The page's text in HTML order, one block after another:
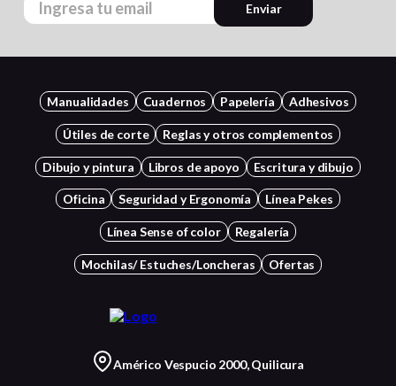
Enviar
Manualidades Cuadernos Papelería Adhesivos
Útiles de corte Reglas y otros complementos
Dibujo y pintura Libros de apoyo Escritura y dibujo
Oficina Seguridad y Ergonomía Línea Pekes
Línea Sense of color Regalería
Mochilas/ Estuches/Loncheras Ofertas
Américo Vespucio 2000, Quilicura